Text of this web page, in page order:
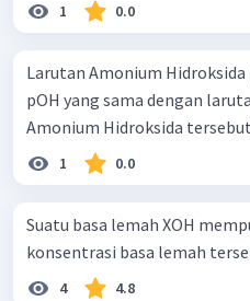
1 0.0
Larutan Amonium Hidroksida
pOH yang sama dengan
Amonium Hidroksida tersebut
1 0.0
Suatu basa lemah XOH
konsentrasi basa lemah
4 4.8